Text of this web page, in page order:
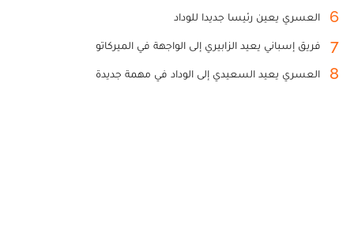
6 العسري يعين رئيسا جديدا للوداد
7 فريق إسباني يعيد الزابيري إلى الواجهة في الميركاتو
8 العسري يعيد السعيدي إلى الوداد في مهمة جديدة